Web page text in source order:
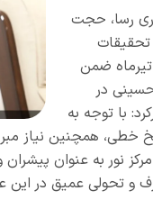
رسا، حجت
تحقیقات
تیرماه ضمن
در
با توجه به
خطی، همچنین نیاز
نور به عنوان
و تحولی عمیق در این